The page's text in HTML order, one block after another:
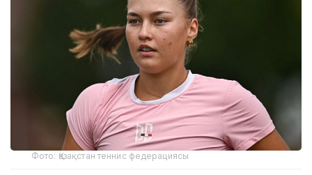
Фото: Қазақстан теннис федерациясы